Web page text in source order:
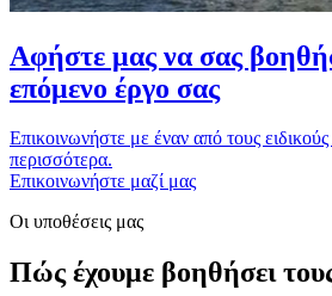
Αφήστε μας να σας
επόμενο έργο σας
Επικοινωνήστε με έναν από τους
περισσότερα.
Επικοινωνήστε μαζί μας
Οι υποθέσεις μας
Πώς έχουμε βοηθήσει